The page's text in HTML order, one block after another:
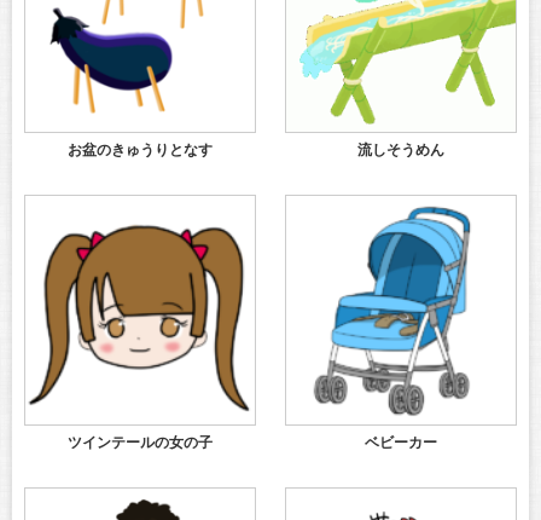
お盆のきゅうりとなす 流しそうめん
ツインテールの女の子 ベビーカー